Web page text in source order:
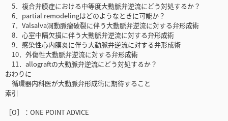
5．複合弁膜症における中等度大動脈弁逆流にどう対処するか？
6．partial remodelingはどのようなときに可能か？
7．Valsalva洞動脈瘤破裂に伴う大動脈弁逆流に対する弁形成術
8．心室中隔欠損に伴う大動脈弁逆流に対する弁形成術
9．感染性心内膜炎に伴う大動脈弁逆流に対する弁形成術
10．外傷性大動脈弁逆流に対する弁形成術
11．allograftの大動脈弁逆流にどう対処するか？
おわりに
循環器内科医が大動脈弁形成術に期待すること
索引
［O］：ONE POINT ADVICE